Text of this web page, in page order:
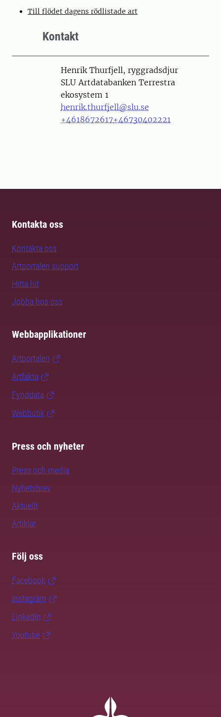
Till flödet dagens rödlistade art
Kontakt
PersonHenrik Thurfjell, ryggradsdjur
SLU Artdatabanken Terrestra
ekosystem 1
henrik.thurfjell@slu.se
+4618672617+46730402221
Kontakta oss
Kontakta oss
Artportalen support
Hitta hit
Jobba hos oss
Webbapplikationer
Artportalen
Artfakta
Fynddata
Webbutik
Press och nyheter
Press och media
Nyhetsbrev
Aktuellt
Artiklar
Följ oss
Facebook
Instagram
LinkedIn
Youtube